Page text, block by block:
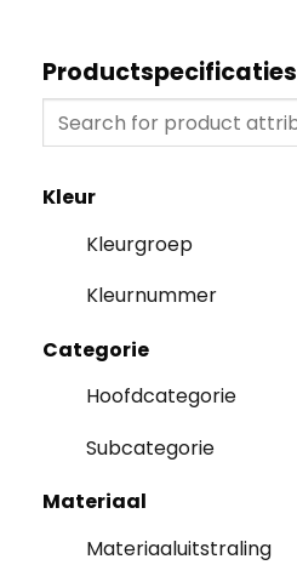
Productspecificaties
Kleur
Kleurgroep
Kleurnummer
Categorie
Hoofdcategorie
Subcategorie
Materiaal
Materiaaluitstraling